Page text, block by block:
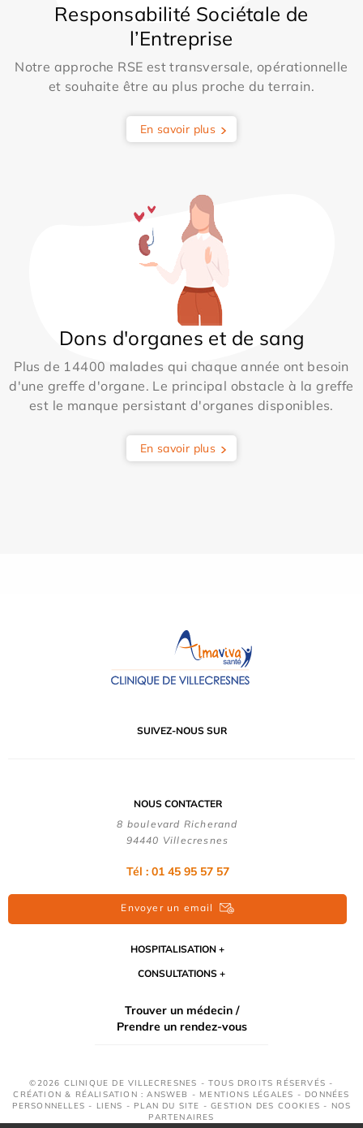
Responsabilité Sociétale de
l’Entreprise
Notre approche RSE est transversale, opérationnelle
et souhaite être au plus proche du terrain.
En savoir plus
Dons d'organes et de sang
Plus de 14400 malades qui chaque année ont besoin
d'une greffe d'organe. Le principal obstacle à la greffe
est le manque persistant d'organes disponibles.
En savoir plus
SUIVEZ-NOUS SUR
NOUS CONTACTER
8 boulevard Richerand
94440 Villecresnes
Tél : 01 45 95 57 57
Envoyer un email
HOSPITALISATION
CONSULTATIONS
Trouver un médecin /
Prendre un rendez-vous
©2026 CLINIQUE DE VILLECRESNES - TOUS DROITS RÉSERVÉS -
CRÉATION & RÉALISATION : ANSWEB - MENTIONS LÉGALES - DONNÉES
PERSONNELLES - LIENS - PLAN DU SITE -GESTION DES COOKIES - NOS
PARTENAIRES